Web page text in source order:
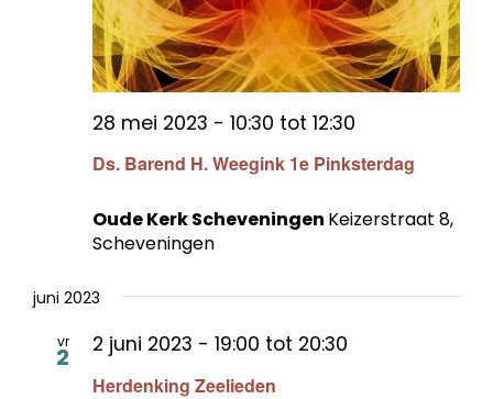
Ds. Barend H. Weegink 1e Pinksterdag
28 mei 2023 - 10:30 tot 12:30
Oude Kerk Scheveningen Keizerstraat 8,
Scheveningen
juni 2023
vr
2
Herdenking Zeelieden
2 juni 2023 - 19:00 tot 20:30